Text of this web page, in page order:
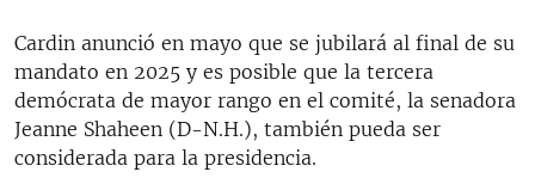
Cardin anunció en mayo que se jubilará al final de su
mandato en 2025 y es posible que la tercera
demócrata de mayor rango en el comité, la senadora
Jeanne Shaheen (D-N.H.), también pueda ser
considerada para la presidencia.